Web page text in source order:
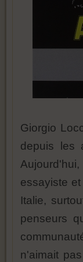
Giorgio
depuis les
essayiste
Italie,
penseurs
n'aimait